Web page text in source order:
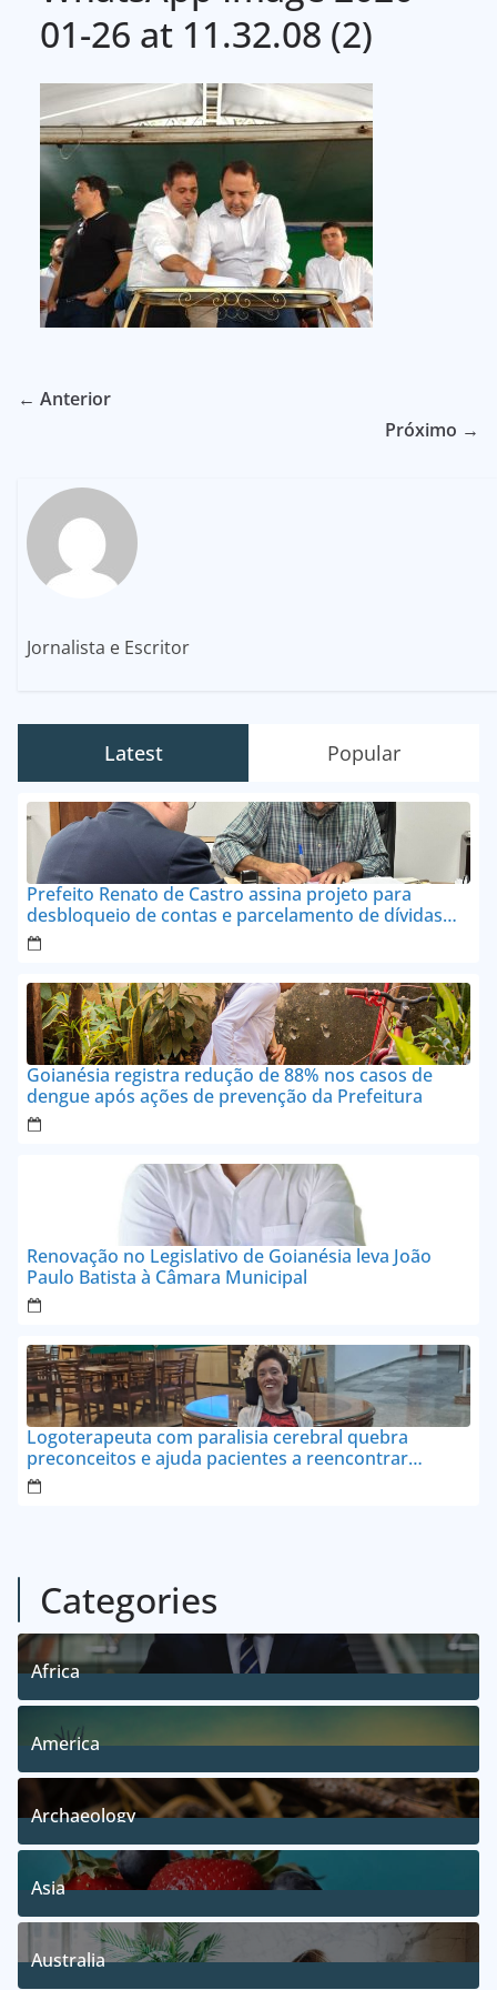
01-26 at 11.32.08 (2)
← Anterior
Próximo →
Jornalista e Escritor
Latest Popular
Prefeito Renato de Castro assina projeto para
desbloqueio de contas e parcelamento de dívidas
em até 24 vezes sem juros
Goianésia registra redução de 88% nos casos de
dengue após ações de prevenção da Prefeitura
Renovação no Legislativo de Goianésia leva João
Paulo Batista à Câmara Municipal
Logoterapeuta com paralisia cerebral quebra
preconceitos e ajuda pacientes a reencontrar
propósito em Goianésia
Categories
Africa
5Posts
America
5Posts
Archaeology
1Posts
Asia
5Posts
Australia